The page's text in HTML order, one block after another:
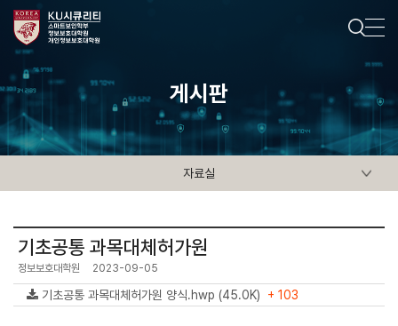
게시판
자료실
기초공통 과목대체허가원
정보보호대학원 2023-09-05
기초공통 과목대체허가원 양식.hwp (45.0K) + 103